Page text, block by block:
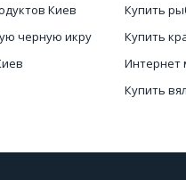
Киев
черную икру
Купить
Купить
Интернет
Купить